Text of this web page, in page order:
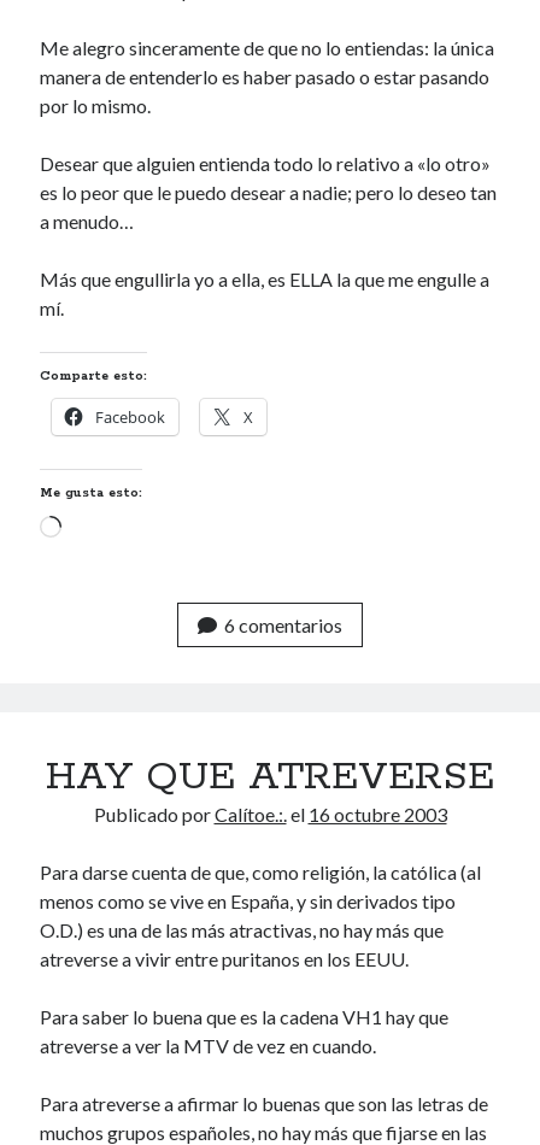
Me alegro sinceramente de que no lo entiendas: la única
manera de entenderlo es haber pasado o estar pasando
por lo mismo.
Desear que alguien entienda todo lo relativo a «lo otro»
es lo peor que le puedo desear a nadie; pero lo deseo tan
a menudo…
Más que engullirla yo a ella, es ELLA la que me engulle a
mí.
Comparte esto:
Facebook X
Me gusta esto:
Cargando...
6 comentarios
HAY QUE ATREVERSE
Publicado porCalítoe.:.el 16 octubre 2003
Para darse cuenta de que, como religión, la católica (al
menos como se vive en España, y sin derivados tipo
O.D.) es una de las más atractivas, no hay más que
atreverse a vivir entre puritanos en los EEUU.
Para saber lo buena que es la cadena VH1 hay que
atreverse a ver la MTV de vez en cuando.
Para atreverse a afirmar lo buenas que son las letras de
muchos grupos españoles, no hay más que fijarse en las